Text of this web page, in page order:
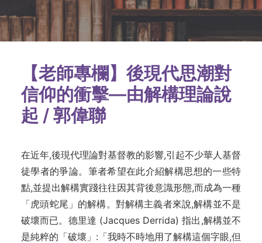
【老師專欄】後現代思潮對
信仰的衝擊—由解構理論說
起 / 郭偉聯
在近年,後現代理論對基督教的影響,引起不少華人基督
徒學者的爭論。筆者希望在此介紹解構思想的一些特
點,並提出解構實踐往往因其背後意識形態,而成為一種
「虎頭蛇尾」的解構。對解構主義者來說,解構並不是
破壞而已。德里達 (Jacques Derrida) 指出,解構並不
是純粹的「破壞」:「我時不時地用了解構這個字眼,但